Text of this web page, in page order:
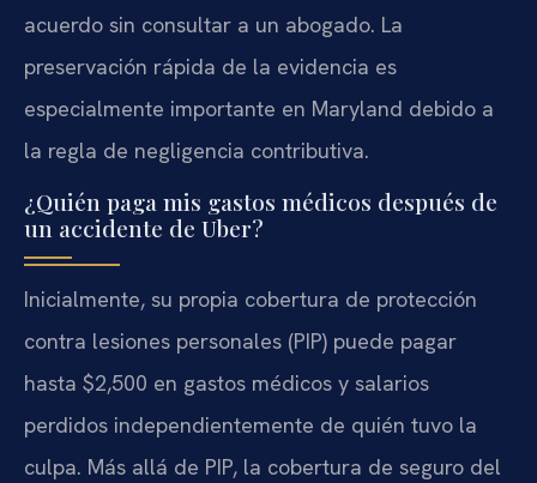
acuerdo sin consultar a un abogado. La
preservación rápida de la evidencia es
especialmente importante en Maryland debido a
la regla de negligencia contributiva.
¿Quién paga mis gastos médicos después de
un accidente de Uber?
Inicialmente, su propia cobertura de protección
contra lesiones personales (PIP) puede pagar
hasta $2,500 en gastos médicos y salarios
perdidos independientemente de quién tuvo la
culpa. Más allá de PIP, la cobertura de seguro del